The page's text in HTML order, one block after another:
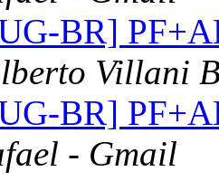
BR]
Villani
BR]
- Gmail